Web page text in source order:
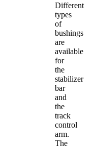
Different
types
of
bushings
are
available
for
the
stabilizer
bar
and
the
track
control
arm.
The